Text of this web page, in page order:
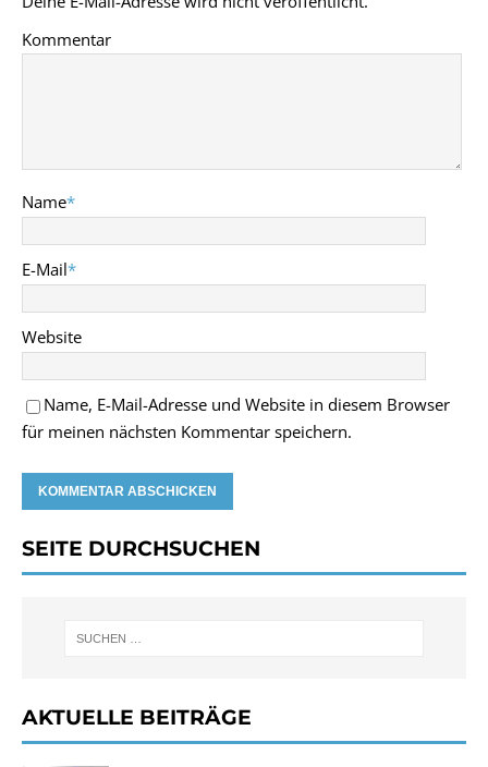
Kommentar
Name*
E-Mail*
Website
Name, E-Mail-Adresse und Website in diesem Browser
für meinen nächsten Kommentar speichern.
SEITE DURCHSUCHEN
AKTUELLE BEITRÄGE